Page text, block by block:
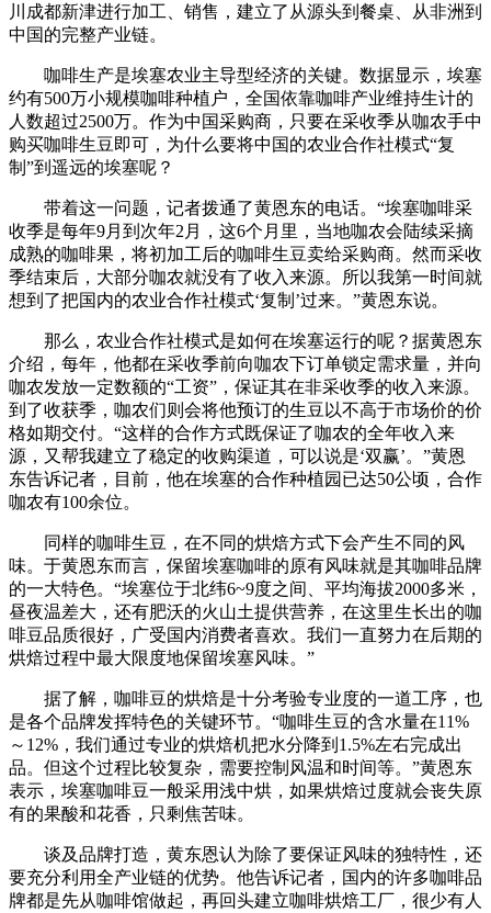
川成都新津进行加工、销售，建立了从源头到餐桌、从非洲到
中国的完整产业链。
咖啡生产是埃塞农业主导型经济的关键。数据显示，埃塞
约有500万小规模咖啡种植户，全国依靠咖啡产业维持生计的
人数超过2500万。作为中国采购商，只要在采收季从咖农手中
购买咖啡生豆即可，为什么要将中国的农业合作社模式“复
制”到遥远的埃塞呢？
带着这一问题，记者拨通了黄恩东的电话。“埃塞咖啡采
收季是每年9月到次年2月，这6个月里，当地咖农会陆续采摘
成熟的咖啡果，将初加工后的咖啡生豆卖给采购商。然而采收
季结束后，大部分咖农就没有了收入来源。所以我第一时间就
想到了把国内的农业合作社模式‘复制’过来。”黄恩东说。
那么，农业合作社模式是如何在埃塞运行的呢？据黄恩东
介绍，每年，他都在采收季前向咖农下订单锁定需求量，并向
咖农发放一定数额的“工资”，保证其在非采收季的收入来源。
到了收获季，咖农们则会将他预订的生豆以不高于市场价的价
格如期交付。“这样的合作方式既保证了咖农的全年收入来
源，又帮我建立了稳定的收购渠道，可以说是‘双赢’。”黄恩
东告诉记者，目前，他在埃塞的合作种植园已达50公顷，合作
咖农有100余位。
同样的咖啡生豆，在不同的烘焙方式下会产生不同的风
味。于黄恩东而言，保留埃塞咖啡的原有风味就是其咖啡品牌
的一大特色。“埃塞位于北纬6~9度之间、平均海拔2000多米，
昼夜温差大，还有肥沃的火山土提供营养，在这里生长出的咖
啡豆品质很好，广受国内消费者喜欢。我们一直努力在后期的
烘焙过程中最大限度地保留埃塞风味。”
据了解，咖啡豆的烘焙是十分考验专业度的一道工序，也
是各个品牌发挥特色的关键环节。“咖啡生豆的含水量在11%
～12%，我们通过专业的烘焙机把水分降到1.5%左右完成出
品。但这个过程比较复杂，需要控制风温和时间等。”黄恩东
表示，埃塞咖啡豆一般采用浅中烘，如果烘焙过度就会丧失原
有的果酸和花香，只剩焦苦味。
谈及品牌打造，黄东恩认为除了要保证风味的独特性，还
要充分利用全产业链的优势。他告诉记者，国内的许多咖啡品
牌都是先从咖啡馆做起，再回头建立咖啡烘焙工厂，很少有人